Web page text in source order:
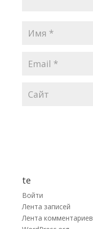
te
Войти
Лента записей
Лента комментариев